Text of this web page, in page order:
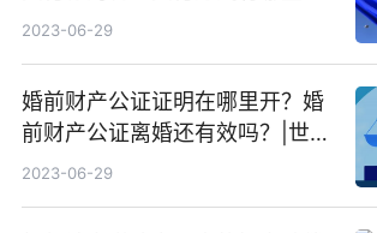
天天即时
2023-06-29
婚前财产公证证明在哪里开？婚
前财产公证离婚还有效吗？|世界
视讯
2023-06-29